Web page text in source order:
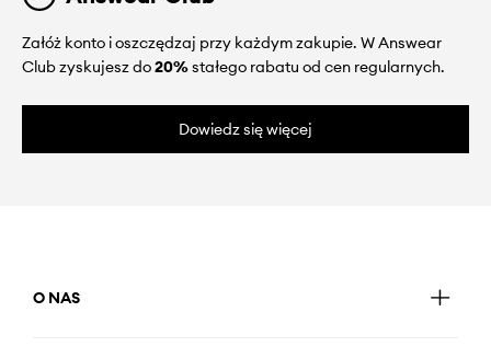
Załóż konto i oszczędzaj przy każdym zakupie. W Answear
Club zyskujesz do20%stałego rabatu od cen regularnych.
Dowiedz się więcej
O NAS